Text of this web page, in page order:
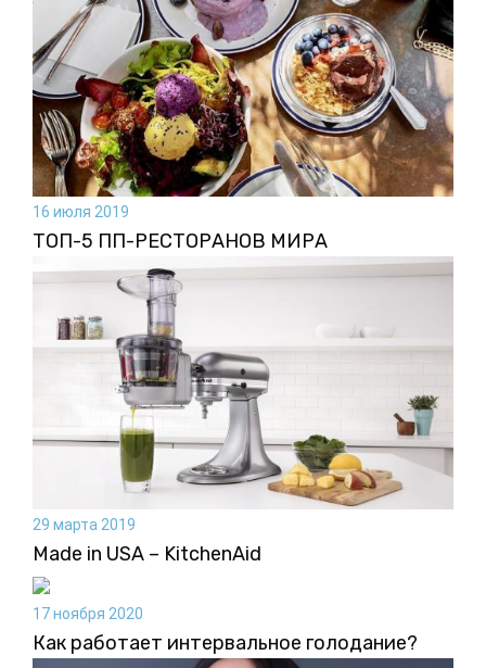
16 июля 2019
ТОП-5 ПП-РЕСТОРАНОВ МИРА
29 марта 2019
Made in USA – KitchenAid
17 ноября 2020
Как работает интервальное голодание?